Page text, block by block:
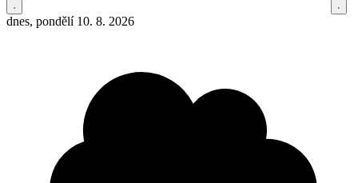
dnes, pondělí 10. 8. 2026